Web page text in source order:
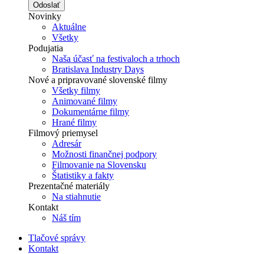
Odoslať
Novinky
Aktuálne
Všetky
Podujatia
Naša účasť na festivaloch a trhoch
Bratislava Industry Days
Nové a pripravované slovenské filmy
Všetky filmy
Animované filmy
Dokumentárne filmy
Hrané filmy
Filmový priemysel
Adresár
Možnosti finančnej podpory
Filmovanie na Slovensku
Štatistiky a fakty
Prezentačné materiály
Na stiahnutie
Kontakt
Náš tím
Tlačové správy
Kontakt